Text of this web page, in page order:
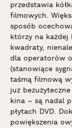
przedstawia
filmowych.
sposób
którzy na
kwadraty,
dla operatorów
(stanowiące
taśmą filmową
już
kina – są nadal
płytach DVD.
powiększenia